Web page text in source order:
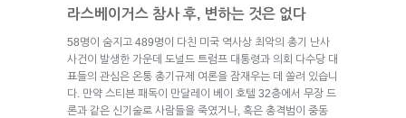
라스베이거스 참사 후, 변하는 것은 없다
58명이 숨지고 489명이 다친 미국 역사상 최악의 총기 난사
사건이 발생한 가운데 도널드 트럼프 대통령과 의회 다수당 대
표들의 관심은 온통 총기규제 여론을 잠재우는 데 쏠려 있습니
다. 만약 스티븐 패독이 만달레이 베이 호텔 32층에서 무장 드
론과 같은 신기술로 사람들을 죽였거나, 혹은 총격범이 중동